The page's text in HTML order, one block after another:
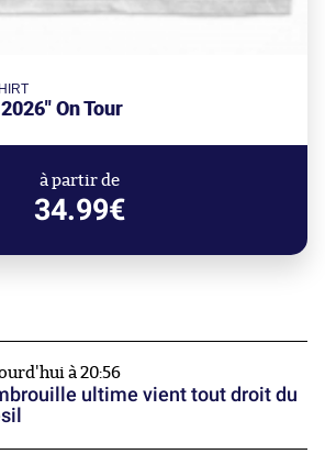
On Tour
à partir de
34.99€
à 20:56
ultime vient tout droit du